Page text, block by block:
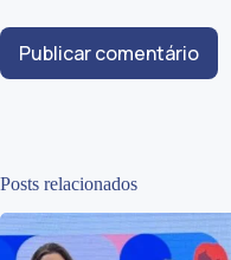
Publicar comentário
Posts relacionados